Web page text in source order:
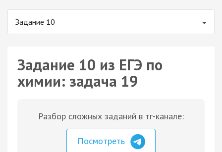
Задание 10
Задание 10 из ЕГЭ по
химии: задача 19
Разбор сложных заданий в тг-канале:
Посмотреть